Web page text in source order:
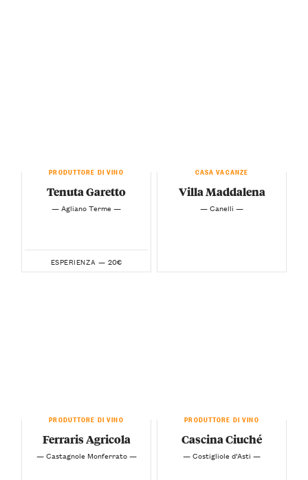
PRODUTTORE DI VINO
Tenuta Garetto
— Agliano Terme —
ESPERIENZA — 20€
CASA VACANZE
Villa Maddalena
— Canelli —
PRODUTTORE DI VINO
Ferraris Agricola
— Castagnole Monferrato —
PRODUTTORE DI VINO
Cascina Ciuché
— Costigliole d’Asti —